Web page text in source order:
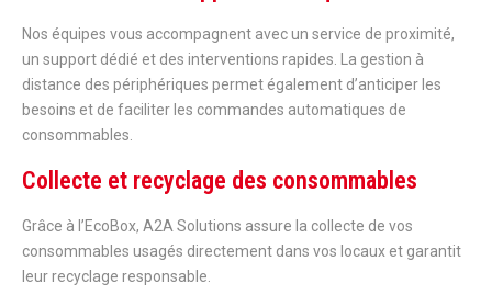
Nos équipes vous accompagnent avec un service de proximité,
un support dédié et des interventions rapides. La gestion à
distance des périphériques permet également d’anticiper les
besoins et de faciliter les commandes automatiques de
consommables.
Collecte et recyclage des consommables
Grâce à l’EcoBox, A2A Solutions assure la collecte de vos
consommables usagés directement dans vos locaux et garantit
leur recyclage responsable.